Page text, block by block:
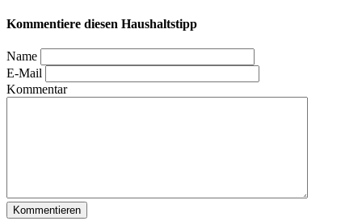
Kommentiere diesen Haushaltstipp
Name
E-Mail
Kommentar